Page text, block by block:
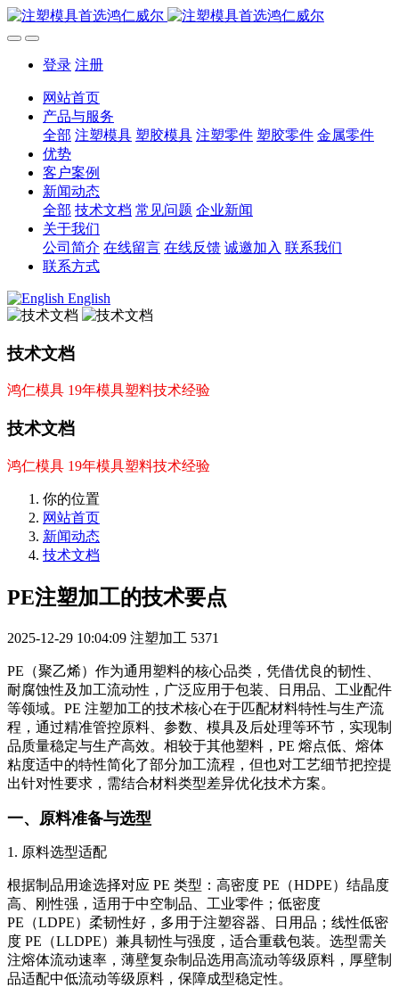
登录 注册
网站首页
产品与服务
全部 注塑模具 塑胶模具 注塑零件 塑胶零件 金属零件
优势
客户案例
新闻动态
全部 技术文档 常见问题 企业新闻
关于我们
公司简介 在线留言 在线反馈 诚邀加入 联系我们
联系方式
English
技术文档
鸿仁模具 19年模具塑料技术经验
技术文档
鸿仁模具 19年模具塑料技术经验
你的位置
网站首页
新闻动态
技术文档
PE注塑加工的技术要点
2025-12-29 10:04:09 注塑加工 5371
PE（聚乙烯）作为通用塑料的核心品类，凭借优良的韧性、
耐腐蚀性及加工流动性，广泛应用于包装、日用品、工业配件
等领域。PE 注塑加工的技术核心在于匹配材料特性与生产流
程，通过精准管控原料、参数、模具及后处理等环节，实现制
品质量稳定与生产高效。相较于其他塑料，PE 熔点低、熔体
粘度适中的特性简化了部分加工流程，但也对工艺细节把控提
出针对性要求，需结合材料类型差异优化技术方案。
一、原料准备与选型
1. 原料选型适配
根据制品用途选择对应 PE 类型：高密度 PE（HDPE）结晶度
高、刚性强，适用于中空制品、工业零件；低密度
PE（LDPE）柔韧性好，多用于注塑容器、日用品；线性低密
度 PE（LLDPE）兼具韧性与强度，适合重载包装。选型需关
注熔体流动速率，薄壁复杂制品选用高流动等级原料，厚壁制
品适配中低流动等级原料，保障成型稳定性。